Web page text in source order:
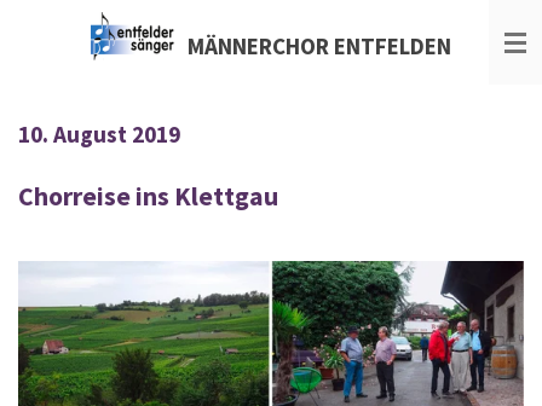
Hauptinhalt
MÄNNERCHOR ENTFELDEN
10. August 2019
Chorreise ins Klettgau